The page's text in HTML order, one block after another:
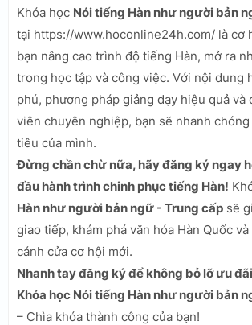
Khóa học Nói tiếng Hàn như người bản
tại https://www.hoconline24h.com/ là cơ
bạn nâng cao trình độ tiếng Hàn, mở ra
trong học tập và công việc. Với nội dung
phú, phương pháp giảng dạy hiệu quả và
viên chuyên nghiệp, bạn sẽ nhanh
tiêu của mình.
Đừng chần chừ nữa, hãy đăng ký ngay
đầu hành trình chinh phục tiếng Hàn!
Hàn như người bản ngữ - Trung cấp sẽ
giao tiếp, khám phá văn hóa Hàn Quốc
cánh cửa cơ hội mới.
Nhanh tay đăng ký để không bỏ lỡ ưu
Khóa học Nói tiếng Hàn như người bản
– Chìa khóa thành công của bạn!